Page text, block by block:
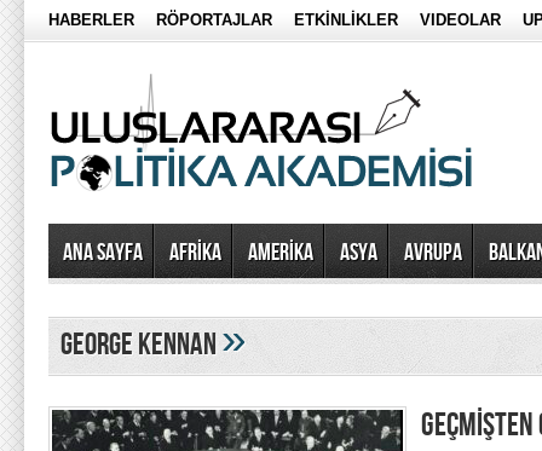
HABERLER RÖPORTAJLAR ETKİNLİKLER VIDEOLAR
Ana Sayfa AFRİKA AMERİKA ASYA AVRUPA
george kennan»